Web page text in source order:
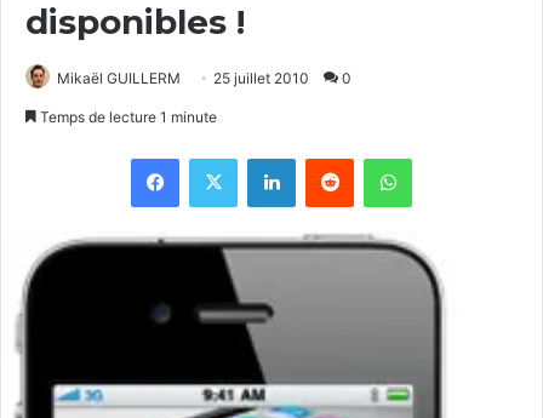
disponibles !
Mikaël GUILLERM 25 juillet 2010 0
Temps de lecture 1 minute